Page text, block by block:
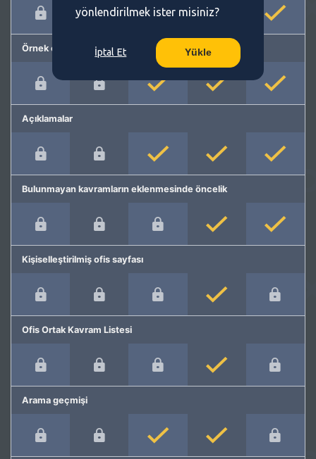
Örnek cümleler
Açıklamalar
Bulunmayan kavramların eklenmesinde öncelik
Kişiselleştirilmiş ofis sayfası
Ofis Ortak Kavram Listesi
Arama geçmişi
yönlendirilmek ister misiniz?
İptal Et Yükle